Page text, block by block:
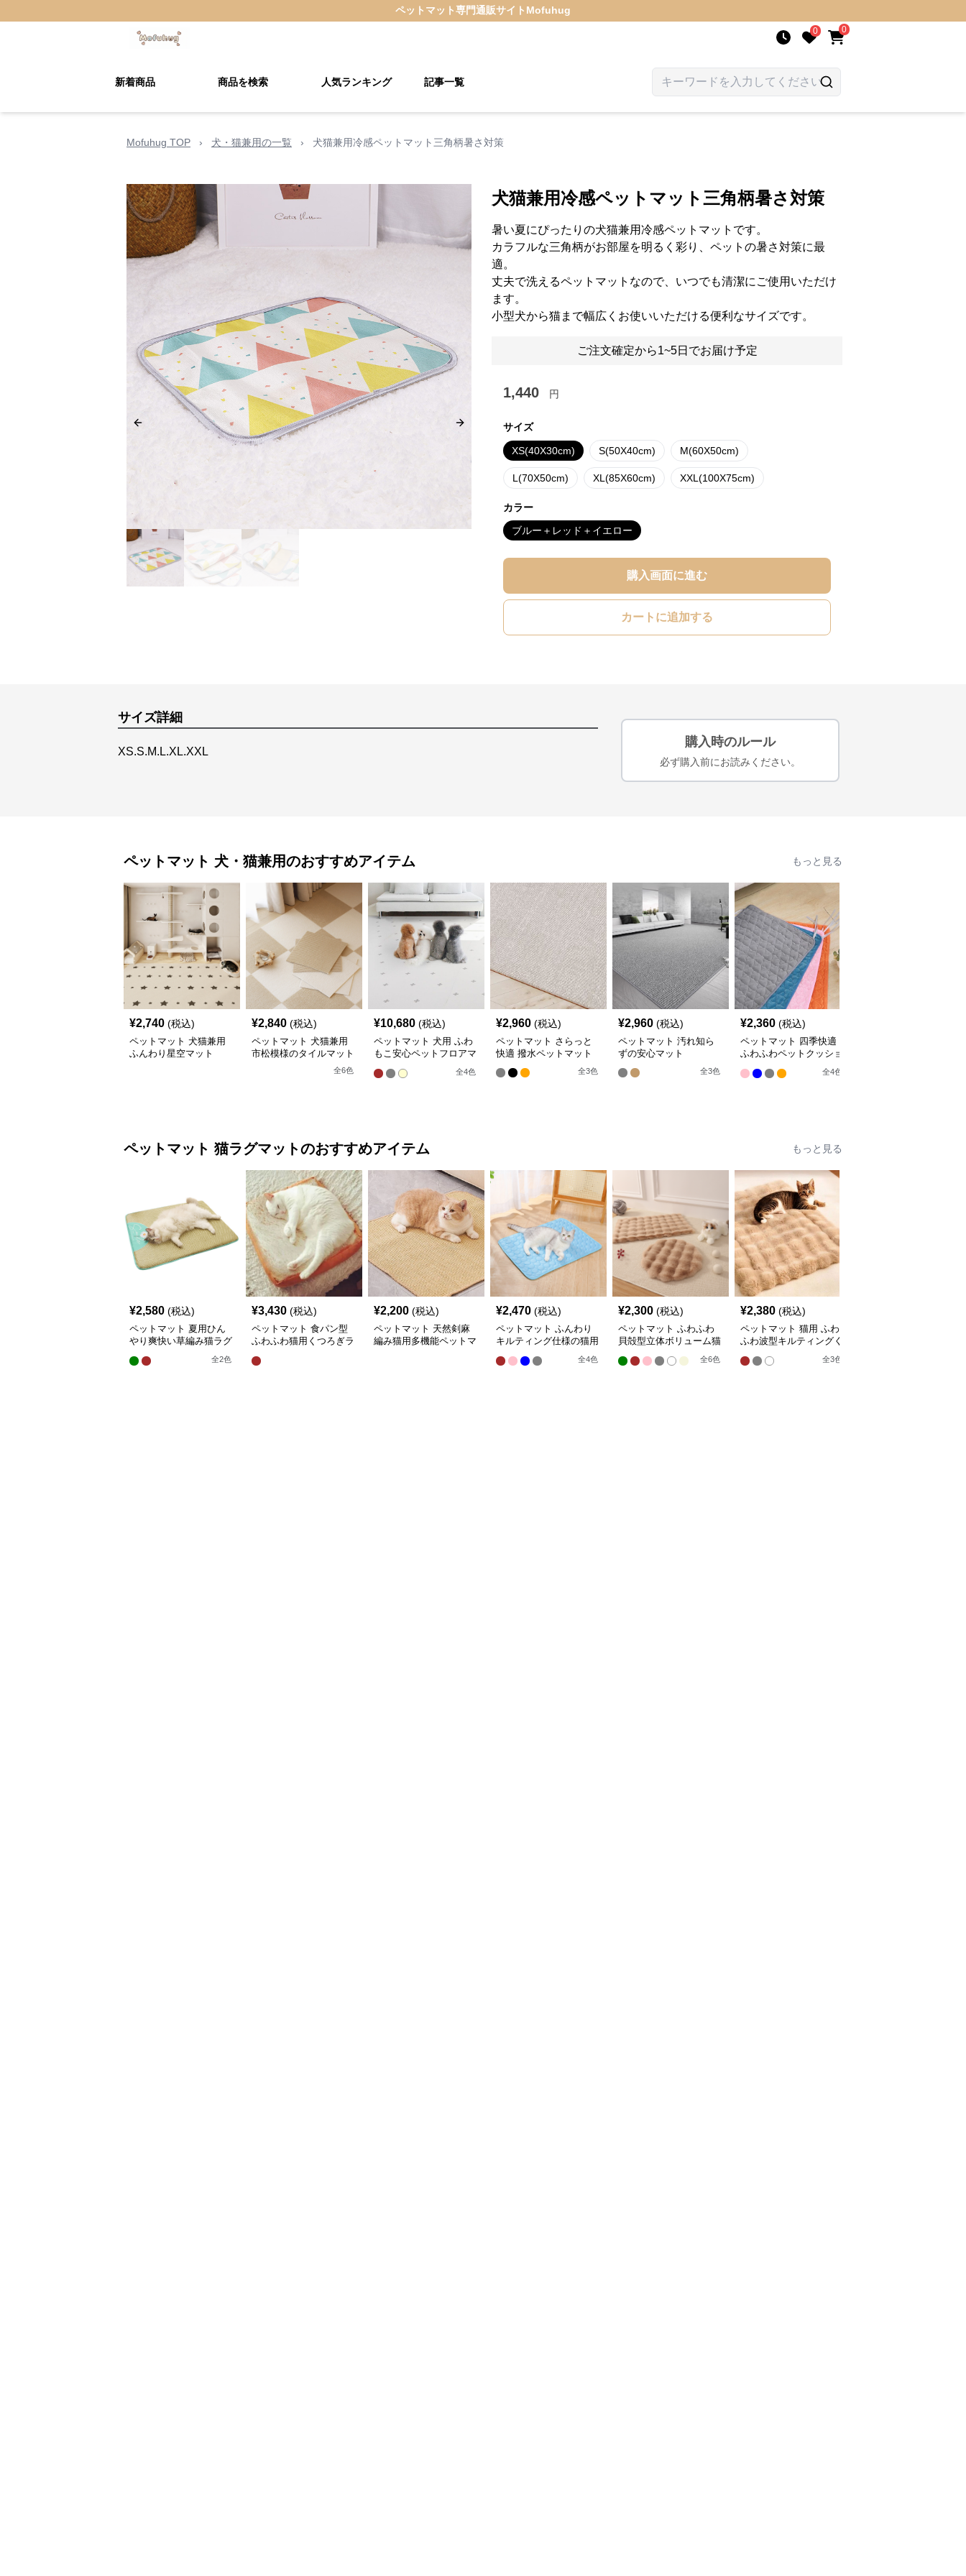
ペットマット専門通販サイト Mofuhug
0 0
新着商品 商品を検索 人気ランキング 記事一覧
Mofuhug TOP › 犬・猫兼用の一覧 › 犬猫兼用冷感ペットマット三角柄暑さ対策
Previous slide Next slide
犬猫兼用冷感ペットマット三角柄暑さ対策
暑い夏にぴったりの犬猫兼用冷感ペットマットです。
カラフルな三角柄がお部屋を明るく彩り、ペットの暑さ対策に最
適。
丈夫で洗えるペットマットなので、いつでも清潔にご使用いただけ
ます。
小型犬から猫まで幅広くお使いいただける便利なサイズです。
ご注文確定から1~5日でお届け予定
1,440 円
サイズ
XS(40X30cm) S(50X40cm) M(60X50cm)
L(70X50cm) XL(85X60cm) XXL(100X75cm)
カラー
ブルー＋レッド＋イエロー
購入画面に進む
カートに追加する
サイズ詳細
XS.S.M.L.XL.XXL
購入時のルール
必ず購入前にお読みください。
ペットマット 犬・猫兼用のおすすめアイテム もっと見る
¥2,740 (税込)
ペットマット 犬猫兼用
ふんわり星空マット
¥2,840 (税込)
ペットマット 犬猫兼用
市松模様のタイルマット
全6色
¥10,680 (税込)
ペットマット 犬用 ふわ
もこ安心ペットフロアマ
全4色
¥2,960 (税込)
ペットマット さらっと
快適 撥水ペットマット
全3色
¥2,960 (税込)
ペットマット 汚れ知ら
ずの安心マット
全3色
¥2,360 (税込)
ペットマット 四季快適
ふわふわペットクッショ
全4色
ペットマット 猫ラグマットのおすすめアイテム もっと見る
¥2,580 (税込)
ペットマット 夏用ひん
やり爽快い草編み猫ラグ
全2色
¥3,430 (税込)
ペットマット 食パン型
ふわふわ猫用くつろぎラ
¥2,200 (税込)
ペットマット 天然剣麻
編み猫用多機能ペットマ
¥2,470 (税込)
ペットマット ふんわり
キルティング仕様の猫用
全4色
¥2,300 (税込)
ペットマット ふわふわ
貝殻型立体ボリューム猫
全6色
¥2,380 (税込)
ペットマット 猫用 ふわ
ふわ波型キルティングく
全3色